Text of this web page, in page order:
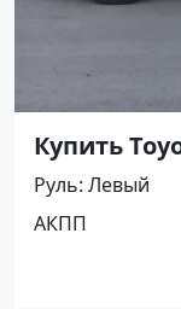
Купить
(116 л.с.)
года по
Руль Левый
АКПП